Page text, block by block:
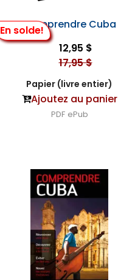
En solde!Comprendre Cuba
12,95 $
17,95 $
Papier (livre entier)
Ajoutez au panier
PDF ePub